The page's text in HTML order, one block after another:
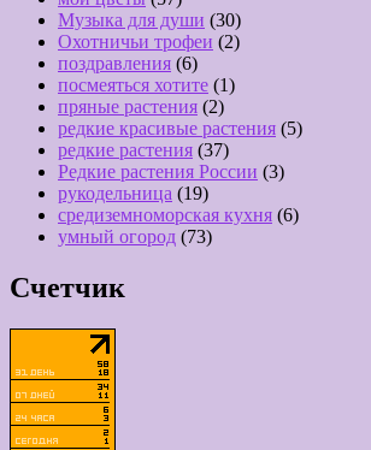
Музыка для души (30)
Охотничьи трофеи (2)
поздравления (6)
посмеяться хотите (1)
пряные растения (2)
редкие красивые растения (5)
редкие растения (37)
Редкие растения России (3)
рукодельница (19)
средиземноморская кухня (6)
умный огород (73)
Счетчик